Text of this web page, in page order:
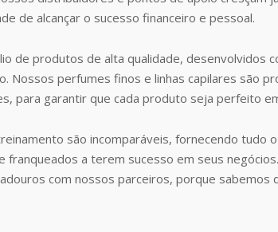
de alcançar o sucesso financeiro e pessoal.
de produtos de alta qualidade, desenvolvidos
Nossos perfumes finos e linhas capilares são
para garantir que cada produto seja perfeito
são incomparáveis, fornecendo tudo
franqueados a terem sucesso em seus
com nossos parceiros, porque sabemos